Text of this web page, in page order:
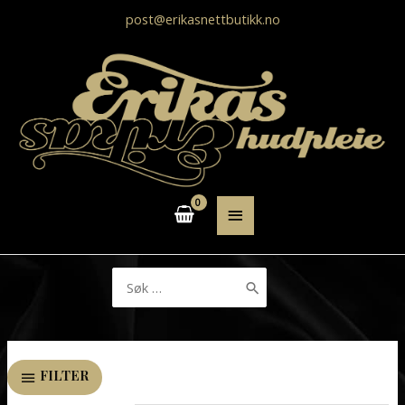
post@erikasnettbutikk.no
HOVEDMENY
etter:
FILTER